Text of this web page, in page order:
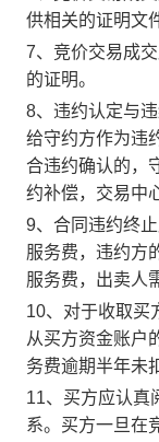
供相关的证明文
7、竞价交易成
的证明。
8、违约认定与
给守约方作为违
合违约确认的，
约补偿，交易中
9、合同违约终
服务费，违约方
服务费，出卖人
10、对于收取买
从买方资金账户
务费逾期半年未
11、买方应认真
系。买方一旦在